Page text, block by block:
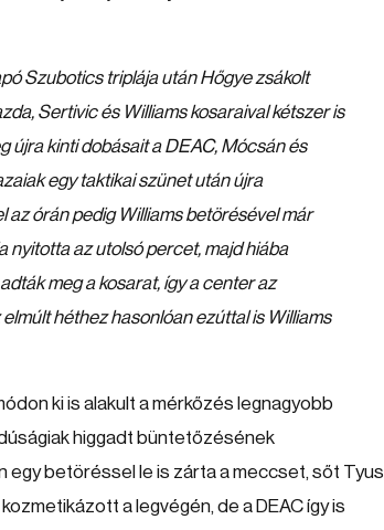
Szubotics triplája után Hőgye zsákolt
Sertivic és Williams kosaraival kétszer is
újra kinti dobásait a DEAC, Mócsán és
egy taktikai szünet után újra
órán pedig Williams betörésével már
nyitotta az utolsó percet, majd hiába
meg a kosarat, így a center az
héthez hasonlóan ezúttal is Williams
ki is alakult a mérkőzés legnagyobb
higgadt büntetőzésének
egy betöréssel le is zárta a meccset, sőt Tyus
a legvégén, de a DEAC így is